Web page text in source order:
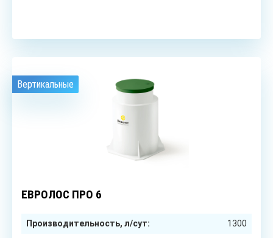
Вертикальные
ЕВРОЛОС ПРО 6
Производительность, л/сут: 1300